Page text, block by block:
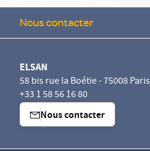
Nous contacter
ELSAN
58 bis rue la Boétie - 75008 Paris
+33 1 58 56 16 80
Nous contacter